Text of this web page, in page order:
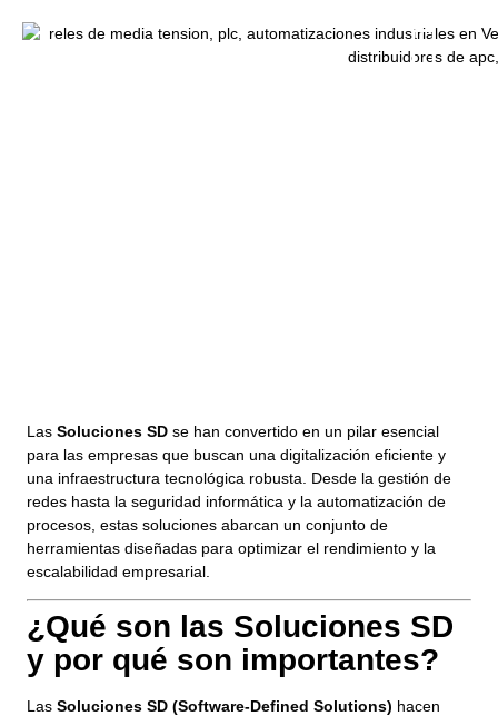
Las Soluciones SD se han convertido en un pilar esencial
para las empresas que buscan una digitalización eficiente y
una infraestructura tecnológica robusta. Desde la gestión de
redes hasta la seguridad informática y la automatización de
procesos, estas soluciones abarcan un conjunto de
herramientas diseñadas para optimizar el rendimiento y la
escalabilidad empresarial.
¿Qué son las Soluciones SD
y por qué son importantes?
Las Soluciones SD (Software-Defined Solutions) hacen